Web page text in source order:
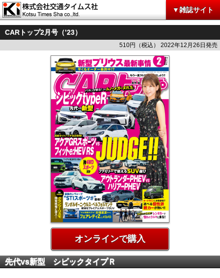
▼雑誌サイト
CARトップ2月号（’23）
510円（税込） 2022年12月26日発売
オンラインで購入
先代vs新型 シビックタイプＲ